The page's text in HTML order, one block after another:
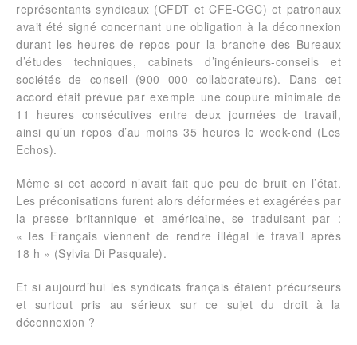
représentants syndicaux (CFDT et CFE-CGC) et patronaux
avait été signé concernant une obligation à la déconnexion
durant les heures de repos pour la branche des Bureaux
d’études techniques, cabinets d’ingénieurs-conseils et
sociétés de conseil (900 000 collaborateurs). Dans cet
accord était prévue par exemple une coupure minimale de
11 heures consécutives entre deux journées de travail,
ainsi qu’un repos d’au moins 35 heures le week-end (Les
Echos).
Même si cet accord n’avait fait que peu de bruit en l’état.
Les préconisations furent alors déformées et exagérées par
la presse britannique et américaine, se traduisant par :
« les Français viennent de rendre illégal le travail après
18 h » (Sylvia Di Pasquale).
Et si aujourd’hui les syndicats français étaient précurseurs
et surtout pris au sérieux sur ce sujet du droit à la
déconnexion ?